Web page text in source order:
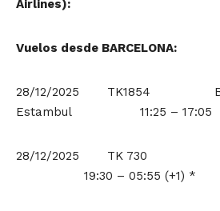
Airlines):
Vuelos desde BARCELONA:
28/12/2025 TK1854
Estambul 11:25 – 17:05
28/12/2025 TK 730
19:30 – 05:55 (+1) *